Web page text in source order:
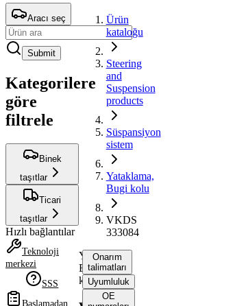
Aracı seç
Submit
Kategorilere
göre
filtrele
Binek
taşıtlar
Ticari
taşıtlar
Hızlı bağlantılar
Teknoloji
merkezi
SSS
Başlamadan
Ürün
kataloğu
Steering
and
Suspension
products
Süspansiyon
sistem
Yataklama,
Bugi kolu
VKDS
333084
Yataklama,
Bugi
kolu
Onarım
talimatları
Uyumluluk
OE